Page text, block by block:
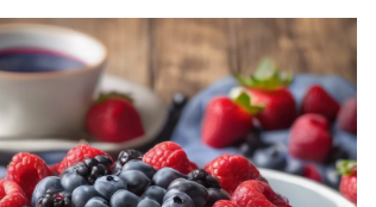
NARANJA
CON
COBERTURA
DE
AZÚCAR
PERLADO